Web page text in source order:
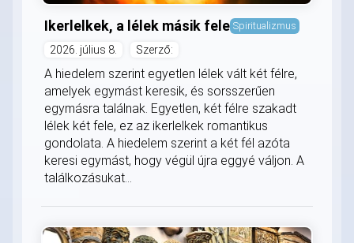
Ikerlelkek, a lélek másik fele Spiritualizmus
2026. július 8. Szerző:
A hiedelem szerint egyetlen lélek vált két félre,
amelyek egymást keresik, és sorsszerűen
egymásra találnak. Egyetlen, két félre szakadt
lélek két fele, ez az ikerlelkek romantikus
gondolata. A hiedelem szerint a két fél azóta
keresi egymást, hogy végül újra eggyé váljon. A
találkozásukat...